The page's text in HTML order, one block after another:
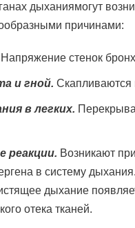
дыханиямогут
причинами:
Напряжение стенок
и гной. Скапливаются
в легких.
реакции. Возникают при
в систему
дыхание
отека тканей.